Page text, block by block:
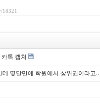
18321
톡 캡처
몇달만에 학원에서 상위권이라고..